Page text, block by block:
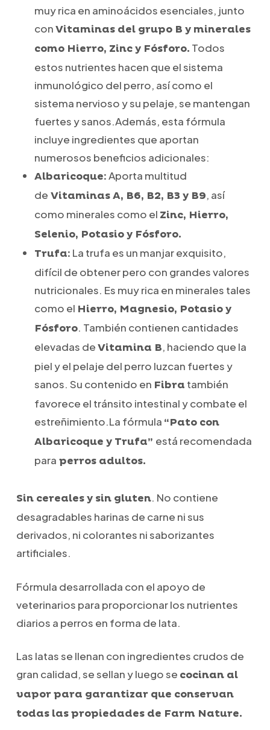
muy rica en aminoácidos esenciales, junto
conVitaminas del grupo B y minerales
como Hierro, Zinc y Fósforo. Todos
estos nutrientes hacen que el sistema
inmunológico del perro, así como el
sistema nervioso y su pelaje, se mantengan
fuertes y sanos.Además, esta fórmula
incluye ingredientes que aportan
numerosos beneficios adicionales:
Albaricoque:Aporta multitud
de Vitaminas A, B6, B2, B3 y B9, así
como minerales como el Zinc, Hierro,
Selenio, Potasio y Fósforo.
Trufa: La trufa es un manjar exquisito,
difícil de obtener pero con grandes valores
nutricionales. Es muy rica en minerales tales
como el Hierro, Magnesio, Potasio y
Fósforo. También contienen cantidades
elevadas deVitamina B, haciendo que la
piel y el pelaje del perro luzcan fuertes y
sanos. Su contenido en Fibra también
favorece el tránsito intestinal y combate el
estreñimiento.La fórmula “Pato con
Albaricoque y Trufa” está recomendada
para perros adultos.
Sin cereales y sin gluten. No contiene
desagradables harinas de carne ni sus
derivados, ni colorantes ni saborizantes
artificiales.
Fórmula desarrollada con el apoyo de
veterinarios para proporcionar los nutrientes
diarios a perros en forma de lata.
Las latas se llenan con ingredientes crudos de
gran calidad, se sellan y luego se cocinan al
vapor para garantizar que conservan
todas las propiedades de Farm Nature.